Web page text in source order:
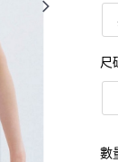
尺
數